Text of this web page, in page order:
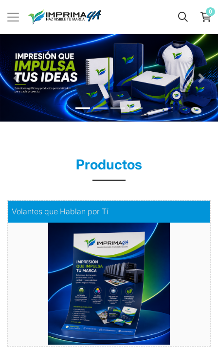
0
Productos
Volantes que Hablan por Tí
Volantes con Amor
Comprar
Comprar